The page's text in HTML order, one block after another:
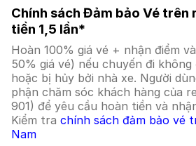
Chính sách Đảm bảo Vé trên
tiền 1,5 lần*
Hoàn 100% giá vé + nhận điểm
50% giá vé) nếu chuyến đi
hoặc bị hủy bởi nhà xe. Người
phận chăm sóc khách hàng của
901) để yêu cầu hoàn tiền và
Kiểm tra chính sách đảm bảo vé
Nam